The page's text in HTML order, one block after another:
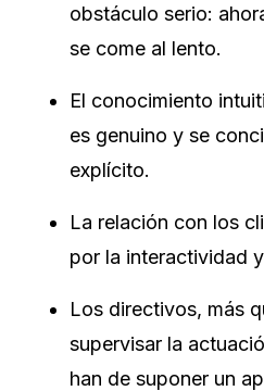
obstáculo serio:
se come al lento.
El conocimiento
es genuino y se
explícito.
La relación con los
por la interactividad
Los directivos, más
supervisar la
han de suponer un